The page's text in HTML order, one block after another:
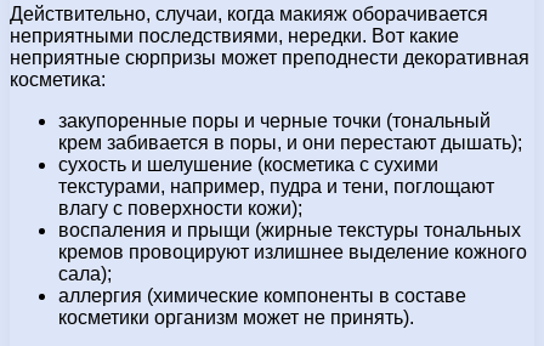
Действительно, случаи, когда макияж оборачивается
неприятными последствиями, нередки. Вот какие
неприятные сюрпризы может преподнести декоративная
косметика:
закупоренные поры и черные точки (тональный
крем забивается в поры, и они перестают дышать);
сухость и шелушение (косметика с сухими
текстурами, например, пудра и тени, поглощают
влагу с поверхности кожи);
воспаления и прыщи (жирные текстуры тональных
кремов провоцируют излишнее выделение кожного
сала);
аллергия (химические компоненты в составе
косметики организм может не принять).